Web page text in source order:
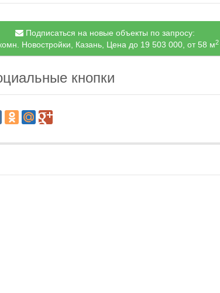
Подписаться на новые объекты по запросу:
Новостройки, Казань, Цена до 19 503 000, от 58 м2
кнопки